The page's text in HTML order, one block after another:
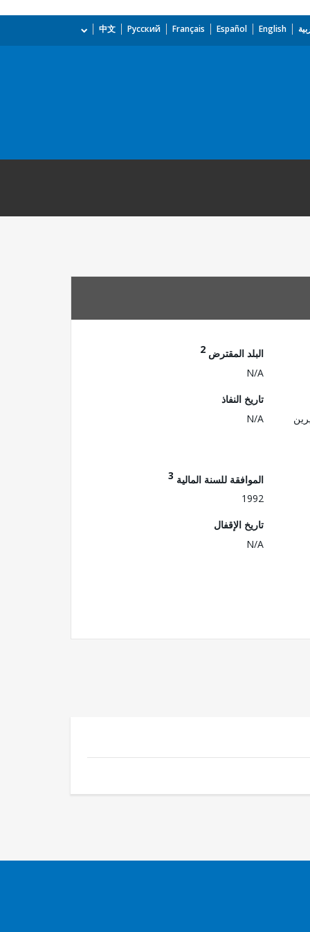
English
Español
Français
Русский
中文
البلد المقترض 2
N/A
تاريخ النفاذ
N/A
الموافقة للسنة المالية 3
1992
تاريخ الإقفال
N/A